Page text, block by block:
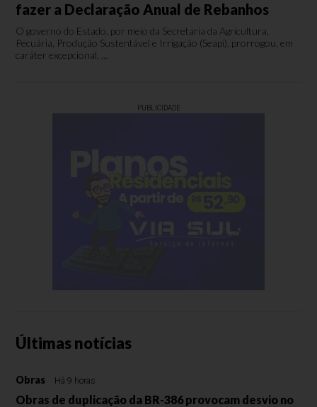
fazer a Declaração Anual de Rebanhos
O governo do Estado, por meio da Secretaria da Agricultura,
Pecuária, Produção Sustentável e Irrigação (Seapi), prorrogou, em
caráter excepcional, ...
PUBLICIDADE
Últimas notícias
Obras Há 9 horas
Obras de duplicação da BR-386 provocam desvio no